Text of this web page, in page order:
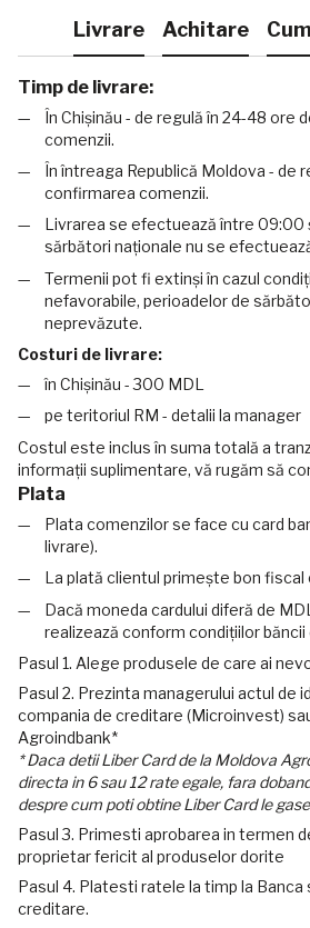
Livrare Achitare
Timp de livrare:
În Chișinău - de regulă în 24-48 ore
comenzii.
În întreaga Republică Moldova - de
confirmarea comenzii.
Livrarea se efectuează între 09:00
sărbători naționale nu se
Termenii pot fi extinși în cazul
nefavorabile, perioadelor de
neprevăzute.
Costuri de livrare:
în Chișinău - 300 MDL
pe teritoriul RM - detalii la manager
Costul este inclus în suma totală a
informații suplimentare, vă rugăm să
Plata
Plata comenzilor se face cu card
livrare).
La plată clientul primește bon fiscal
Dacă moneda cardului diferă de
realizează conform condițiilor
Pasul 1. Alege produsele de care ai
Pasul 2. Prezinta managerului actul de
compania de creditare (Microinvest)
Agroindbank*
* Daca detii Liber Card de la Moldova
directa in 6 sau 12 rate egale, fara
despre cum poti obtine Liber Card le
Pasul 3. Primesti aprobarea in termen
proprietar fericit al produselor dorite
Pasul 4. Platesti ratele la timp la Banca
creditare.